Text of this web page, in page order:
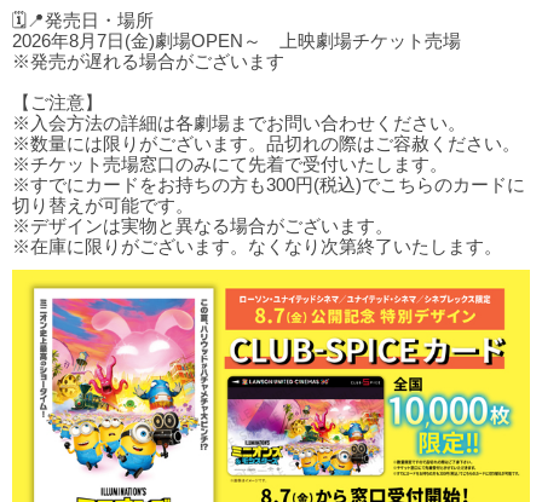
🗓️📍発売日・場所
2026年8月7日(金)劇場OPEN～ 上映劇場チケット売場
※発売が遅れる場合がございます
【ご注意】
※入会方法の詳細は各劇場までお問い合わせください。
※数量には限りがございます。品切れの際はご容赦ください。
※チケット売場窓口のみにて先着で受付いたします。
※すでにカードをお持ちの方も300円(税込)でこちらのカードに
切り替えが可能です。
※デザインは実物と異なる場合がございます。
※在庫に限りがございます。なくなり次第終了いたします。